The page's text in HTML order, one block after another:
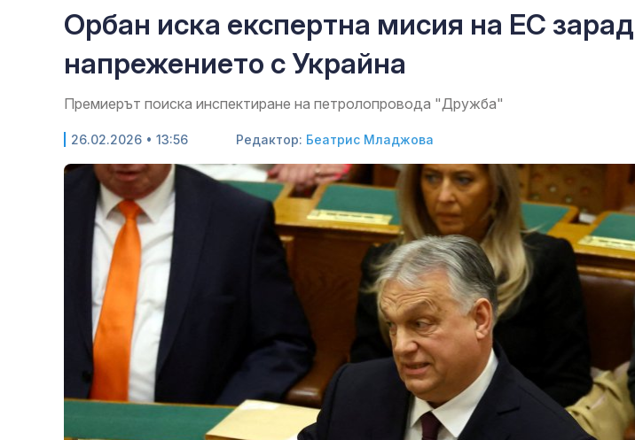
Орбан иска експертна мисия на ЕС
напрежението с Украйна
Премиерът поиска инспектиране на петролопровода "Дружба"
26.02.2026 • 13:56 Редактор: Беатрис Младжова